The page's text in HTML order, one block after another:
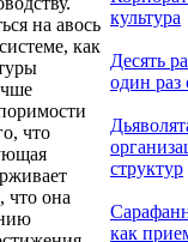
на авось
как
что
что она
культура
Десять
один раз
структур
как